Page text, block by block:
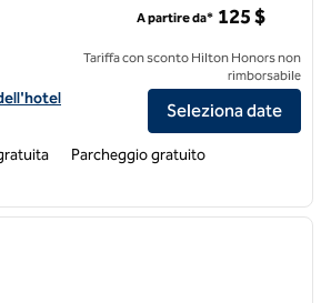
Home2 Suites by Hilton Fresno
A partire da* 125 $
Tariffa con sconto Hilton Honors non
rimborsabile
Seleziona date
Parcheggio gratuito